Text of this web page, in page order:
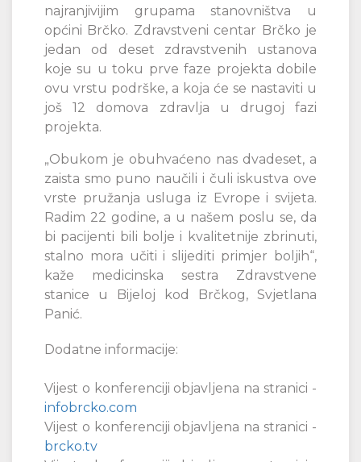
najranjivijim grupama stanovništva u
općini Brčko. Zdravstveni centar Brčko je
jedan od deset zdravstvenih ustanova
koje su u toku prve faze projekta dobile
ovu vrstu podrške, a koja će se nastaviti u
još 12 domova zdravlja u drugoj fazi
projekta.
„Obukom je obuhvaćeno nas dvadeset, a
zaista smo puno naučili i čuli iskustva ove
vrste pružanja usluga iz Evrope i svijeta.
Radim 22 godine, a u našem poslu se, da
bi pacijenti bili bolje i kvalitetnije zbrinuti,
stalno mora učiti i slijediti primjer boljih“,
kaže medicinska sestra Zdravstvene
stanice u Bijeloj kod Brčkog, Svjetlana
Panić.
Dodatne informacije:
Vijest o konferenciji objavljena na stranici -
infobrcko.com
Vijest o konferenciji objavljena na stranici -
brcko.tv